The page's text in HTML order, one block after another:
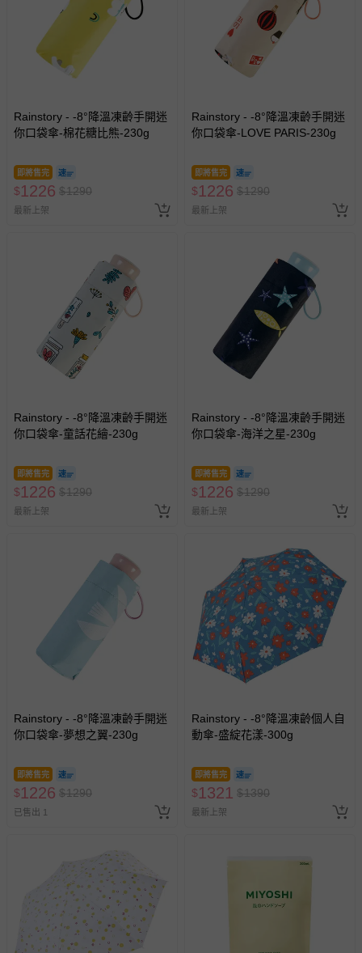
Rainstory - -8°降溫凍齡手開迷
你口袋傘-棉花糖比熊-230g
即將售完
$1226 $1290
最新上架
Rainstory - -8°降溫凍齡手開迷
你口袋傘-LOVE PARIS-230g
即將售完
$1226 $1290
最新上架
Rainstory - -8°降溫凍齡手開迷
你口袋傘-童話花繪-230g
即將售完
$1226 $1290
最新上架
Rainstory - -8°降溫凍齡手開迷
你口袋傘-海洋之星-230g
即將售完
$1226 $1290
最新上架
Rainstory - -8°降溫凍齡手開迷
你口袋傘-夢想之翼-230g
即將售完
$1226 $1290
已售出 1
Rainstory - -8°降溫凍齡個人自
動傘-盛綻花漾-300g
即將售完
$1321 $1390
最新上架